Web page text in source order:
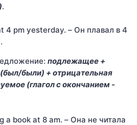
.
4 pm yesterday. – Он плавал в 4
подлежащее +
были) + отрицательная
(глагол с окончанием -
a book at 8 am. – Она не читала